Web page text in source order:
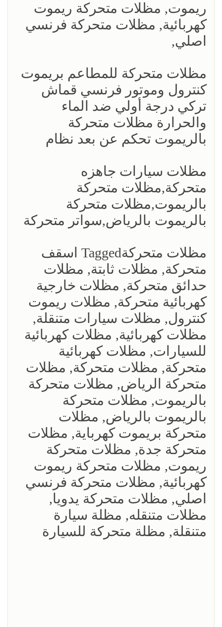
ريموت, مظلات متحركة ريموت
كهربائية, مظلات متحركة فرنسي
اصلي,
مظلات متحركة للمطاعم بريموت
كنترول وموتور فرنسي قماش
تركي درجة أولي ضد الماء
والحرارة مظلات متحركة
بالريموت تحكم عن بعد نظام
مظلات سيارات جاهزه
متحركة,مظلات متحركة
بالريموت,مظلات متحركة
بالريموت بالرياض,سواتر متحركة
مظلات متحركةTagged اسقف
متحركة, مظلات ثابتة, مظلات
حدائق متحركة, مظلات خارجية
كهربائية متحركة, مظلات ريموت
كنترول, مظلات سيارات متنقلة,
مظلات كهربائية, مظلات كهربائية
للسيارات, مظلات كهربائية
متحركة, مظلات متحركة, مظلات
متحركة الرياض, مظلات متحركة
بالريموت, مظلات متحركة
بالريموت بالرياض, مظلات
متحركة بريموت كهرباية, مظلات
متحركة جدة, مظلات متحركة
ريموت, مظلات متحركة ريموت
كهربائية, مظلات متحركة فرنسي
اصلي, مظلات متحركة يدويا,
مظلات متنقله, مظلة سيارة
متنقلة, مظلة متحركة للسيارة